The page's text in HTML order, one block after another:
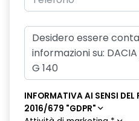
INFORMATIVA AI SENSI DEL
2016/679 "GDPR"